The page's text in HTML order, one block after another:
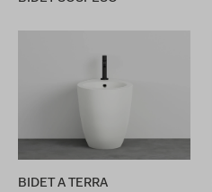
BIDET A TERRA